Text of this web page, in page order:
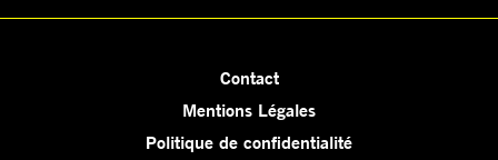
Contact
Mentions Légales
Politique de confidentialité